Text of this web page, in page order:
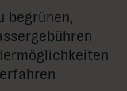
begrünen,